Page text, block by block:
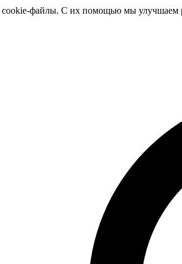
cookie-файлы. С их помощью мы улучшаем